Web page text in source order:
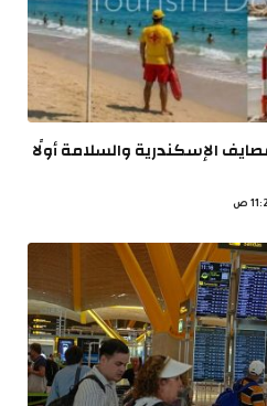
الإسكندرية والسلامة أولًا